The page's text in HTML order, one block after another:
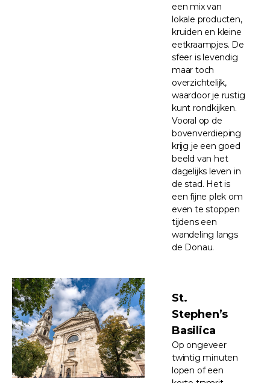
een mix van
lokale producten,
kruiden en kleine
eetkraampjes. De
sfeer is levendig
maar toch
overzichtelijk,
waardoor je rustig
kunt rondkijken.
Vooral op de
bovenverdieping
krijg je een goed
beeld van het
dagelijks leven in
de stad. Het is
een fijne plek om
even te stoppen
tijdens een
wandeling langs
de Donau.
St.
Stephen’s
Basilica
Op ongeveer
twintig minuten
lopen of een